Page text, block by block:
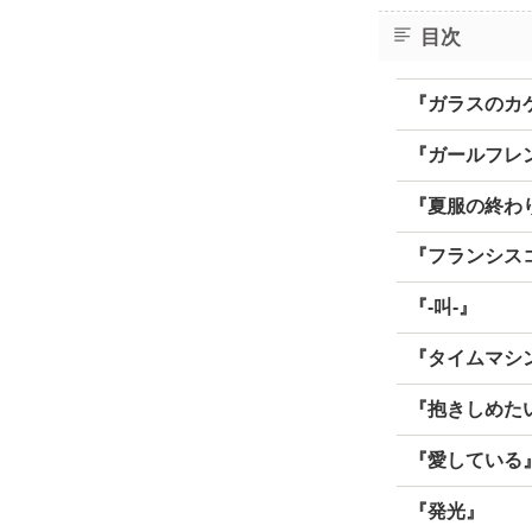
目次
『ガラスのカ
『ガールフレ
『夏服の終わ
『フランシス
『‐叫‐』
『タイムマシ
『抱きしめた
『愛している』
『発光』